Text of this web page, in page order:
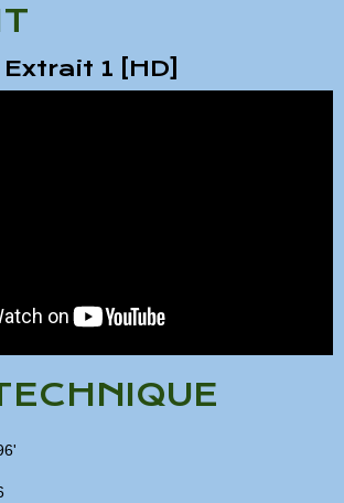
1 [HD]